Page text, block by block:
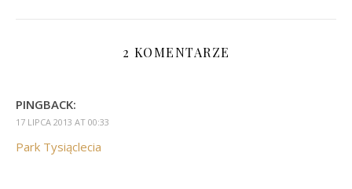
2 KOMENTARZE
PINGBACK:
17 LIPCA 2013 AT 00:33
Park Tysiąclecia